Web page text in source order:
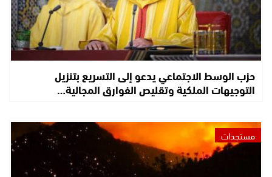
حزب الوسط الاجتماعي يدعو إلى التسريع بتنزيل
التوجيهات الملكية وتقليص الفوارق المجالية…
مستجدات